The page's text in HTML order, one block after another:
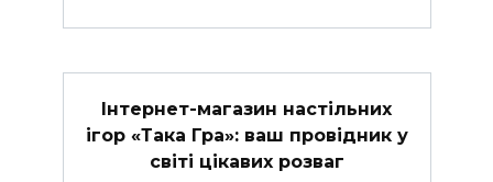
Інтернет-магазин настільних
ігор «Така Гра»: ваш провідник у
світі цікавих розваг